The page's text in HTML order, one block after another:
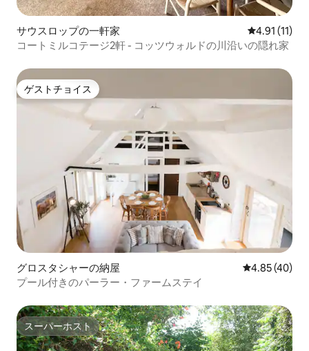
サウスロップの一軒家 レビュー11
4.91 (11)
コートミルコテージ2軒 - コッツウォルドの川沿いの隠れ家
ゲストチョイス
ゲストチョイス
グロスタシャーの納屋 レビュー40
4.85 (40)
プール付きのパーラー・ファームステイ
スーパーホスト
スーパーホスト